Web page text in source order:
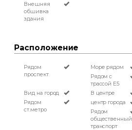
Внешняя
обшивка
здания
Расположение
Рядом
проспект
Море рядом
Рядом с
трассой Е5
Вид на город
В центре
Рядом
ст.метро
центр города
Рядом
общественный
транспорт